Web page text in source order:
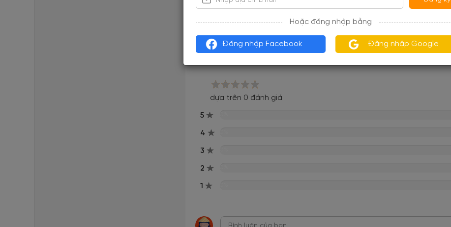
Đã cập nhật vào ngày 02/12/2019
Reviews
dựa trên 0 đánh giá
5
4
3
2
1
Hoặc đăng nhập bằng
Đăng nhập Facebook Đăng nhập Google